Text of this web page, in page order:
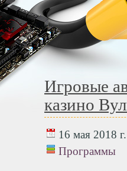
Игровые
казино
16 мая 2018 г.
Программы